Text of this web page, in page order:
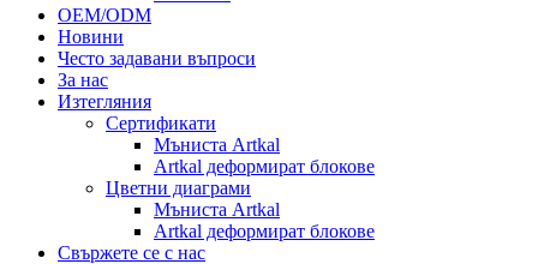
OEM/ODM
Новини
Често задавани въпроси
За нас
Изтегляния
Сертификати
Мъниста Artkal
Artkal деформират блокове
Цветни диаграми
Мъниста Artkal
Artkal деформират блокове
Свържете се с нас